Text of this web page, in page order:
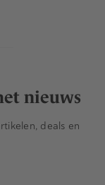
nieuws
deals en